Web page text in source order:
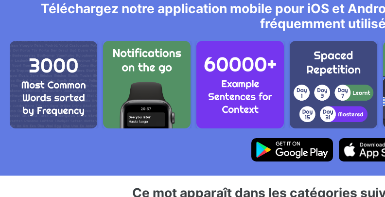
Téléchargez notre application mobile pour iOS et
fréquemment
Ce mot apparaît dans les catégories